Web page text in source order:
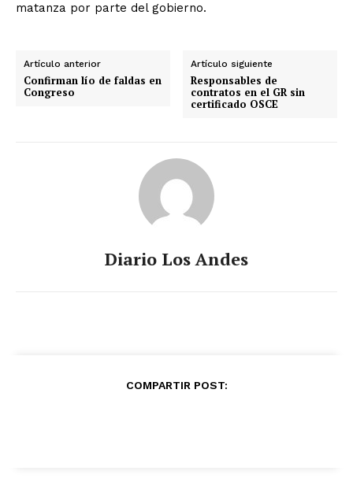
matanza por parte del gobierno.
Artículo anterior
Confirman lío de faldas en
Congreso
Artículo siguiente
Responsables de
contratos en el GR sin
certificado OSCE
Diario Los Andes
COMPARTIR POST: